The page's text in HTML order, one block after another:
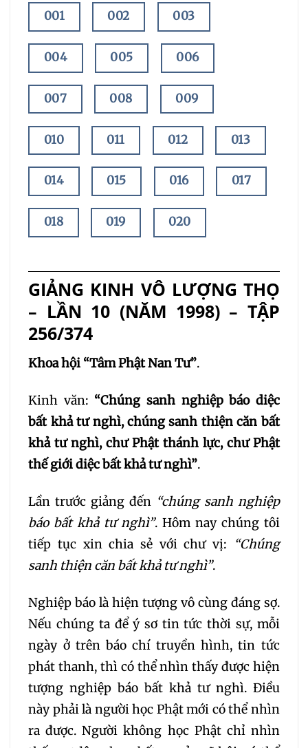
001 002 003
004 005 006
007 008 009
010 011 012 013
014 015 016 017
018 019 020
024 025 026
027
033 034 035
036 037 038
039 040 041
042 043 044
048 049 050
051 052 053
054 055 056
GIẢNG KINH VÔ LƯỢNG THỌ
– LẦN 10 (NĂM 1998) – TẬP
256/374
Khoa hội “Tâm Phật Nan Tư”.
Kinh văn: “Chúng sanh nghiệp báo diệc
bất khả tư nghì, chúng sanh thiện căn bất
khả tư nghì, chư Phật thánh lực, chư Phật
thế giới diệc bất khả tư nghì”.
Lần trước giảng đến “chúng sanh nghiệp
báo bất khả tư nghì”. Hôm nay chúng tôi
tiếp tục xin chia sẻ với chư vị:
“Chúng
sanh thiện căn bất khả tư nghì”.
Nghiệp báo là hiện tượng vô cùng đáng sợ.
Nếu chúng ta để ý sơ tin tức thời sự, mỗi
ngày ở trên báo chí truyền hình, tin tức
phát thanh, thì có thể nhìn thấy được hiện
tượng nghiệp báo bất khả tư nghì. Điều
này phải là người học Phật mới có thể nhìn
ra được. Người không học Phật chỉ nhìn